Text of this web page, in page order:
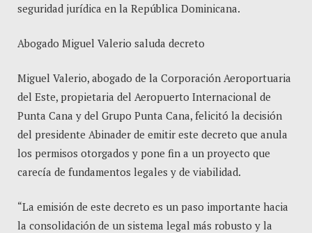
seguridad jurídica en la República Dominicana.
Abogado Miguel Valerio saluda decreto
Miguel Valerio, abogado de la Corporación Aeroportuaria
del Este, propietaria del Aeropuerto Internacional de
Punta Cana y del Grupo Punta Cana, felicitó la decisión
del presidente Abinader de emitir este decreto que anula
los permisos otorgados y pone fin a un proyecto que
carecía de fundamentos legales y de viabilidad.
“La emisión de este decreto es un paso importante hacia
la consolidación de un sistema legal más robusto y la